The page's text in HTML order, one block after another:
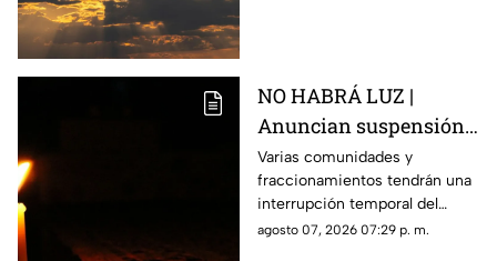
NO HABRÁ LUZ |
Anuncian suspensión
del suministro eléctrico
en Querétaro; estás
serán las zonas
afectadas
Varias comunidades y
fraccionamientos tendrán una
interrupción temporal del
servicio eléctrico durante
agosto 07, 2026 07:29 p. m.